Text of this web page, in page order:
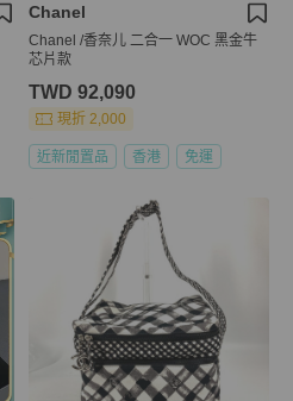
Chanel
Chanel /香奈儿 二合一 WOC 黑金牛
芯片款
TWD 92,090
現折 2,000
近新閒置品 香港 免運